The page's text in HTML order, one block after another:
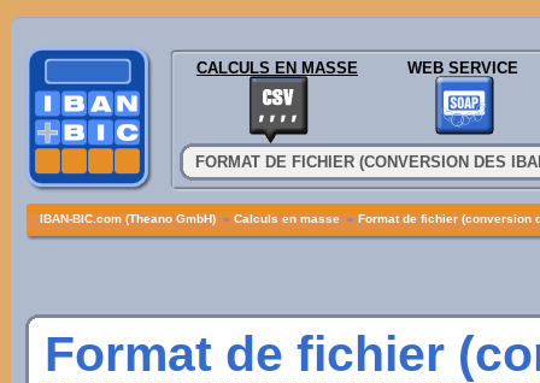
CALCULS EN MASSE WEB SERVICE
FORMAT DE FICHIER (CONVERSION DES
IBAN-BIC.com (Theano GmbH) » Calculs en masse » Format de fichier (conversion
Format de fichier